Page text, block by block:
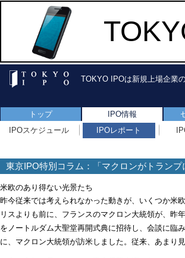
TOKYO IPOは新規上場企業
トップ IPO情報
IPOスケジュール
IPOレポート
東京IPO特別コラム：「マクロンがトラン
家運営への抵抗」
米欧のあり得ない光景たち
昨今従来では考えられなかった動きが、いくつか米
リスよりも前に、フランスのマクロン大統領が、昨
をノートルダム大聖堂再開式典に招待し、会談に臨
に、マクロン大統領が訪米しました。従来、あまり